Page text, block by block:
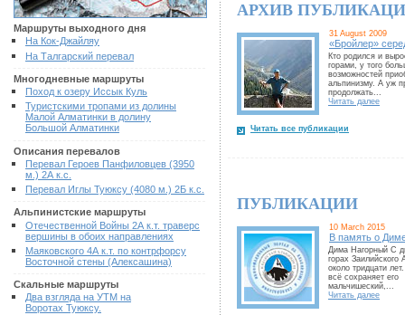
Маршруты выходного дня
На Кок-Джайляу
На Талгарский перевал
Многодневные маршруты
Поход к озеру Иссык Куль
Туристскими тропами из долины
Малой Алматинки в долину
Большой Алматинки
Описания перевалов
Перевал Героев Панфиловцев (3950
м.) 2А к.с.
Перевал Иглы Туюксу (4080 м.) 2Б к.с.
Альпинистские маршруты
Отечественной Войны 2А к.т. траверс
вершины в обоих направлениях
Маяковского 4А к.т. по контрфорсу
Восточной стены (Алексашина)
Скальные маршруты
Два взгляда на УТМ на
Воротах Туюксу.
АРХИВ
31 August 2009
«Бройлер»
Кто родился и
горами, у того
возможностей
альпинизму. А уж
продолжать...
Читать далее
Читать все публикации
ПУБЛИКАЦИИ
10 March 2015
В память о
Дима Нагорный С
горах Заилийского
около тридцати
всё сохраняет его
мальчишеский,...
Читать далее